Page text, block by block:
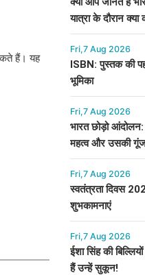
हैं। यह
यात्रा के दौरान
Fri,7 Aug 2026
ISBN: पुस्तक की
भूमिका
Fri,7 Aug 2026
भारत छोड़ो
महत्व और उसकी
Fri,7 Aug 2026
स्वतंत्रता दिवस
शुभकामनाएं
Fri,7 Aug 2026
ईशा सिंह की
हैं उन्हें सुकून!